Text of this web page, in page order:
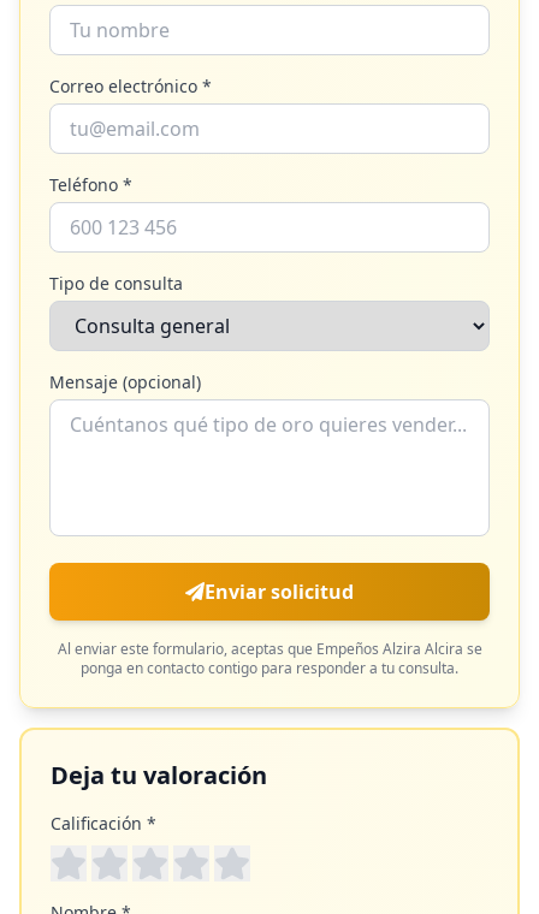
Correo electrónico *
Teléfono *
Tipo de consulta
Mensaje (opcional)
Enviar solicitud
Al enviar este formulario, aceptas que Empeños Alzira Alcira se
ponga en contacto contigo para responder a tu consulta.
Deja tu valoración
Calificación *